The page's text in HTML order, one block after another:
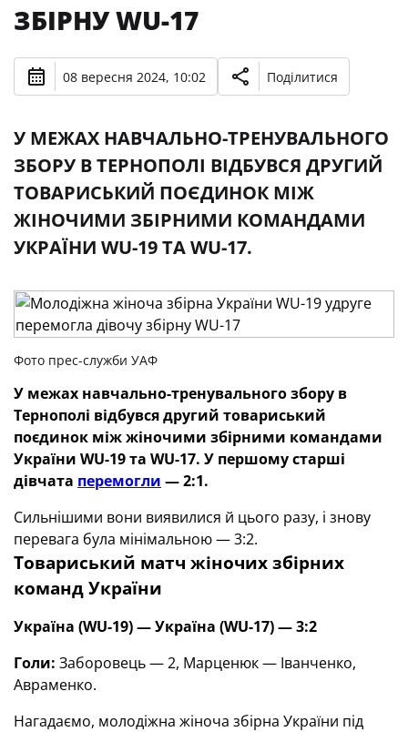
ЗБІРНУ WU-17
08 вересня 2024, 10:02 Поділитися
У МЕЖАХ НАВЧАЛЬНО-ТРЕНУВАЛЬНОГО
ЗБОРУ В ТЕРНОПОЛІ ВІДБУВСЯ ДРУГИЙ
ТОВАРИСЬКИЙ ПОЄДИНОК МІЖ
ЖІНОЧИМИ ЗБІРНИМИ КОМАНДАМИ
УКРАЇНИ WU-19 ТА WU-17.
Фото прес-служби УАФ
У межах навчально-тренувального збору в
Тернополі відбувся другий товариський
поєдинок між жіночими збірними командами
України WU-19 та WU-17. У першому старші
дівчата перемогли — 2:1.
Сильнішими вони виявилися й цього разу, і знову
перевага була мінімальною — 3:2.
Товариський матч жіночих збірних
команд України
Україна (WU-19) — Україна (WU-17) — 3:2
Голи: Заборовець — 2, Марценюк — Іванченко,
Авраменко.
Нагадаємо, молодіжна жіноча збірна України під